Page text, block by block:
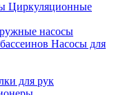
Циркуляционные
насосы
Насосы для
для рук